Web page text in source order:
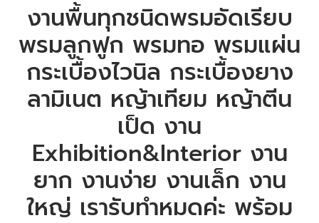
งานพื้นทุกชนิดพรมอัดเรียบ
พรมลูกฟูก พรมทอ พรมแผ่น
กระเบื้องไวนิล กระเบื้องยาง
ลามิเนต หญ้าเทียม หญ้าตีน
เป็ด งาน
Exhibition&Interior งาน
ยาก งานง่าย งานเล็ก งาน
ใหญ่ เรารับทำหมดค่ะ พร้อม